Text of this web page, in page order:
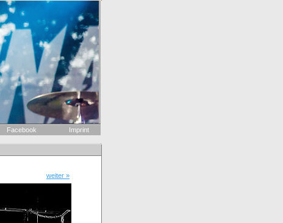
Facebook Imprint
weiter »